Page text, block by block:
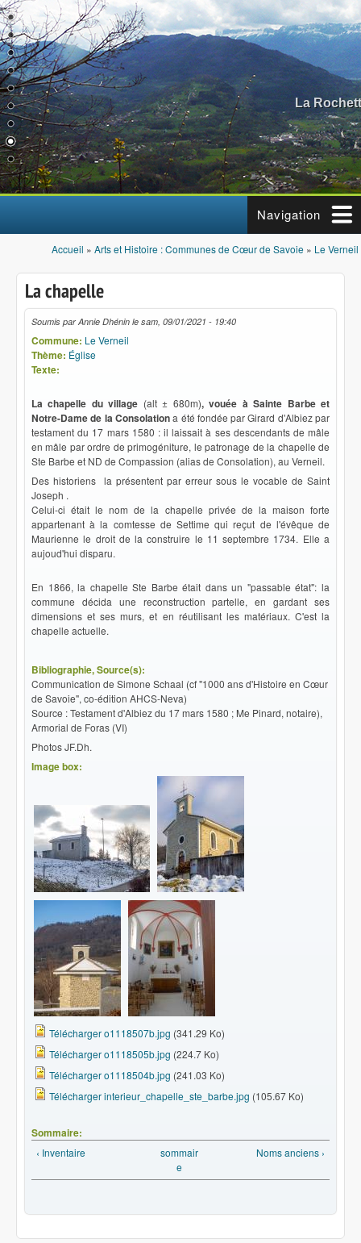
Aller au contenu principal
La
Navigation
Vous êtes ici
Accueil » Arts et Histoire : Communes de Cœur de Savoie » Le Verneil
La chapelle
Soumis parAnnie Dhénin le sam, 09/01/2021 - 19:40
Commune: Le Verneil
Thème: Église
Texte:
La chapelle du village (alt ± 680m), vouée à Sainte Barbe et
Notre-Dame de la Consolationa été fondée par Girard d'Albiez par
testament du 17 mars 1580 : il laissait à ses descendants de mâle
en mâle par ordre de primogéniture, le patronage de la chapelle de
Ste Barbe et ND de Compassion (alias de Consolation), au Verneil.
Des historiens la présentent par erreur sous le vocable de Saint
Joseph .
Celui-ci était le nom de la chapelle privée de la maison forte
appartenant à la comtesse de Settime qui reçut de l'évêque de
Maurienne le droit de la construire le 11 septembre 1734. Elle a
aujoud'hui disparu.
En 1866, la chapelle Ste Barbe était dans un "passable état": la
commune décida une reconstruction partelle, en gardant ses
dimensions et ses murs, et en réutilisant les matériaux. C'est la
chapelle actuelle.
Bibliographie, Source(s):
Communication de Simone Schaal (cf "1000 ans d'Histoire en Cœur
de Savoie", co-édition AHCS-Neva)
Source : Testament d'Albiez du 17 mars 1580 ; Me Pinard, notaire),
Armorial de Foras (VI)
Photos JF.Dh.
Image box:
Télécharger o1118507b.jpg (341.29 Ko)
Télécharger o1118505b.jpg (224.7 Ko)
Télécharger o1118504b.jpg (241.03 Ko)
Télécharger interieur_chapelle_ste_barbe.jpg (105.67 Ko)
Sommaire:
‹ Inventaire
sommair
e
Noms anciens ›